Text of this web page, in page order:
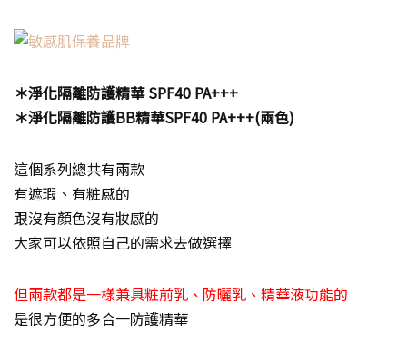
＊淨化隔離防護精華 SPF40 PA+++
＊淨化隔離防護BB精華SPF40 PA+++(兩色)
這個系列總共有兩款
有遮瑕、有粧感的
跟沒有顏色沒有妝感的
大家可以依照自己的需求去做選擇
但兩款都是一樣兼具粧前乳、防曬乳、精華液功能的
是很方便的多合一防護精華